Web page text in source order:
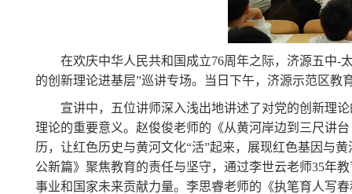
在欢庆中华人民共和国成立76周年之际，济源五中-
的创新理论进基层”巡讲专场。当日下午，济源示范区
宣讲中，五位讲师深入浅出地讲述了对党的创新理
理论的重要意义。赵俊俊老师的《从黄河岸边到三尺讲
历，让红色历史与黄河文化“活”起来，展现红色基因与
公新篇》聚焦教育的责任与坚守，通过李世云老师35年
事业和国家未来贡献力量。李思睿老师的《执笔育人写